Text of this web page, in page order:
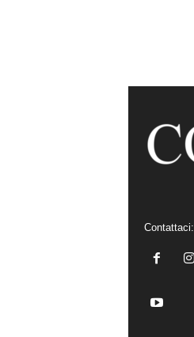
Contattaci: